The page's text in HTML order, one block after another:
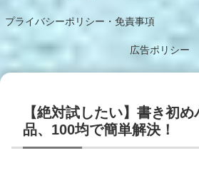
プライバシーポリシー・免責事項
広告ポリシー
【絶対試したい】書き初
品、100均で簡単解決！